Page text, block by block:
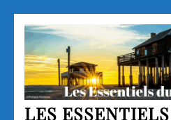
Aller
contenu
(Pressez
Entrée)
LES